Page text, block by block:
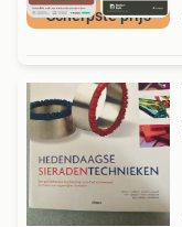
Scherpste prijs